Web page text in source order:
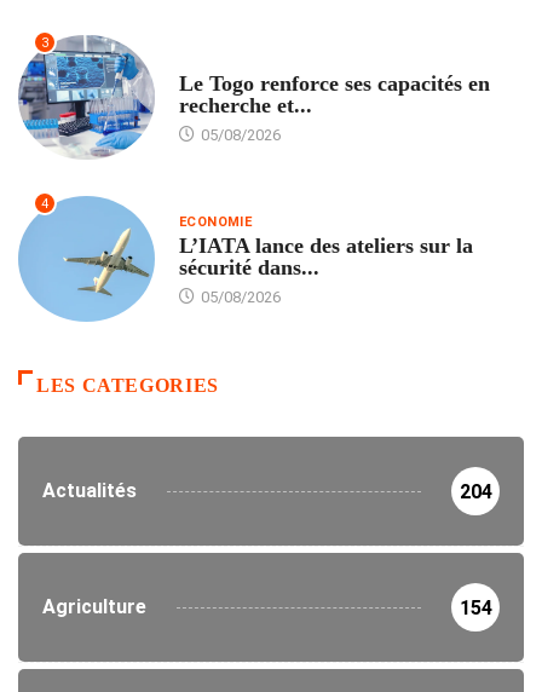
3
Le Togo renforce ses capacités en
recherche et...
05/08/2026
4
ECONOMIE
L’IATA lance des ateliers sur la
sécurité dans...
05/08/2026
LES CATEGORIES
Actualités 204
Agriculture 154